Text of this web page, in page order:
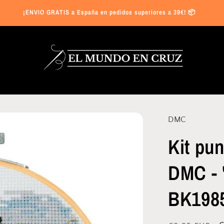
¡ENVIO GRATIS a España en pedidos superiores a 39€! 📦
DMC
Kit
DMC